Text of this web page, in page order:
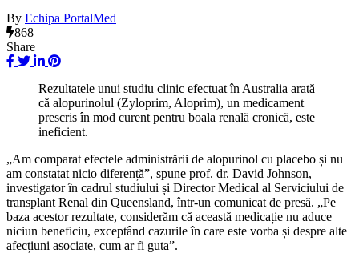
By Echipa PortalMed
868
Share
Rezultatele unui studiu clinic efectuat în Australia arată
că alopurinolul (Zyloprim, Aloprim), un medicament
prescris în mod curent pentru boala renală cronică, este
ineficient.
„Am comparat efectele administrării de alopurinol cu placebo și nu
am constatat nicio diferență”, spune prof. dr. David Johnson,
investigator în cadrul studiului și Director Medical al Serviciului de
transplant Renal din Queensland, într-un comunicat de presă. „Pe
baza acestor rezultate, considerăm că această medicație nu aduce
niciun beneficiu, exceptând cazurile în care este vorba și despre alte
afecțiuni asociate, cum ar fi guta”.